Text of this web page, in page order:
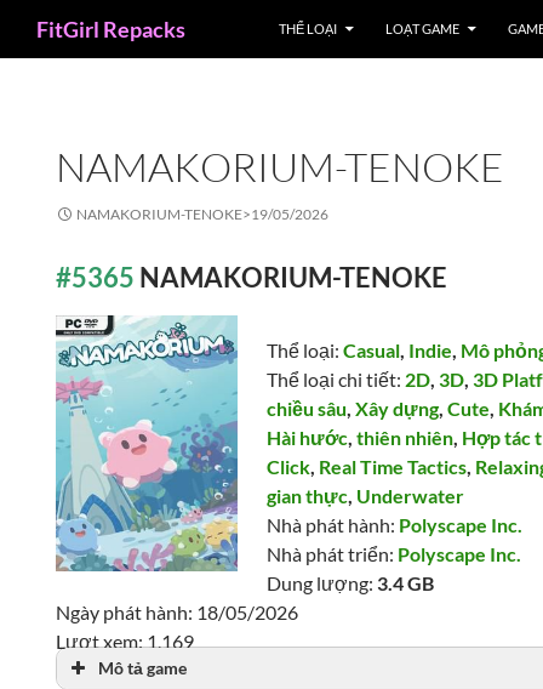
FitGirl Repacks THỂ LOẠI LOẠT GAME
NAMAKORIUM-TENOKE
NAMAKORIUM-TENOKE>19/05/2026
#5365 NAMAKORIUM-TENOKE
Thể loại:Casual, Indie, Mô
Thể loại chi tiết: 2D, 3D, 3D
chiều sâu,Xây dựng,Cute,
Hài hước,thiên nhiên, Hợp tác
Click, Real Time Tactics,
gian thực, Underwater
Nhà phát hành: Polyscape Inc.
Nhà phát triển: Polyscape Inc.
Dung lượng: 3.4 GB
Ngày phát hành: 18/05/2026
Lượt xem: 1,169
Mô tả game